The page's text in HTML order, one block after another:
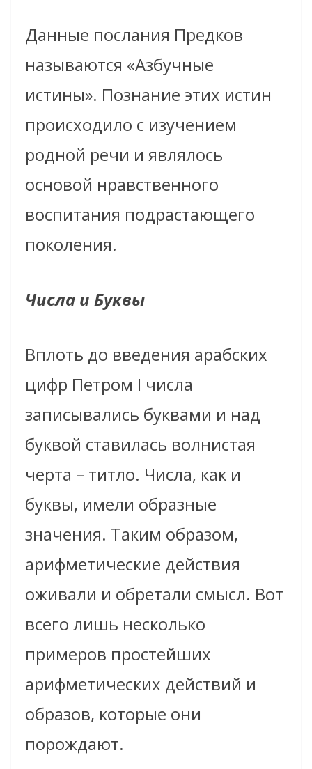
Данные послания Предков
называются «Азбучные
истины». Познание этих истин
происходило с изучением
родной речи и являлось
основой нравственного
воспитания подрастающего
поколения.
Числа и Буквы
Вплоть до введения арабских
цифр Петром I числа
записывались буквами и над
буквой ставилась волнистая
черта – титло. Числа, как и
буквы, имели образные
значения. Таким образом,
арифметические действия
оживали и обретали смысл. Вот
всего лишь несколько
примеров простейших
арифметических действий и
образов, которые они
порождают.